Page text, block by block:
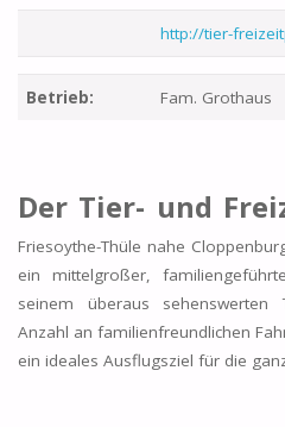
http://tier-
Betrieb: Fam. Grothaus
Der Tier- und
Friesoythe-Thüle nahe
ein mittelgroßer,
seinem überaus
Anzahl an familienfreundlichen
ein ideales Ausflugsziel für die